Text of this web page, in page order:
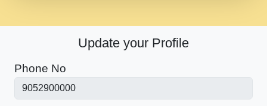
Update your Profile
Phone No